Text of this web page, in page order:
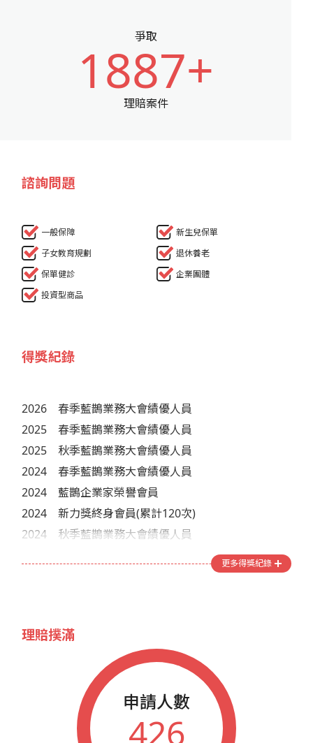
爭取
1887+
理賠案件
諮詢問題
一般保障
新生兒保單
子女教育規劃
退休養老
保單健診
企業團體
投資型商品
得獎紀錄
2026
春季藍鵲業務大會績優人員
2025
春季藍鵲業務大會績優人員
2025
秋季藍鵲業務大會績優人員
2024
春季藍鵲業務大會績優人員
2024
藍鵲企業家榮譽會員
2024
新力獎終身會員(累計120次)
2024
秋季藍鵲業務大會績優人員
2022
秋季藍鵲業務大會績優人員
春季藍鵲業務大會績優人員
新力獎頂尖會員(累計84次)
秋季藍鵲業務大會績優人員
春季藍鵲業務大會績優人員
更多得獎紀錄
理賠撲滿
申請人數
426